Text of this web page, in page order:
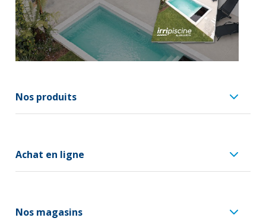
Nos produits
Achat en ligne
Nos magasins